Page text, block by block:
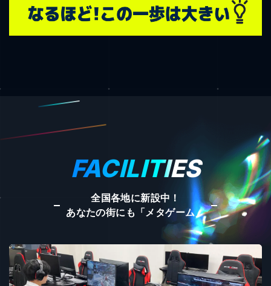
FACILITIES
全国各地に新設中！
あなたの街にも「メタゲーム」